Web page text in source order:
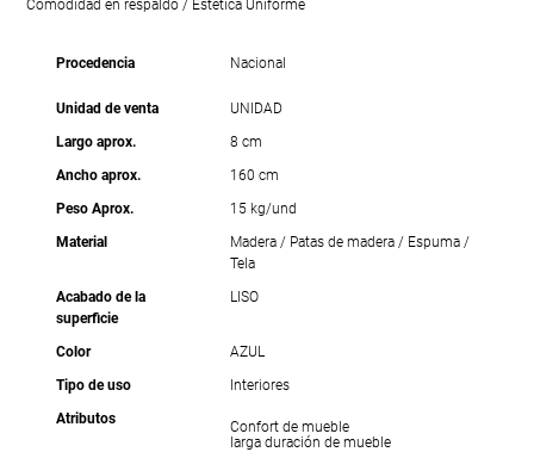
Comodidad en respaldo / Estetica Uniforme
Procedencia Nacional
Unidad de venta
UNIDAD
Largo aprox.
8 cm
Ancho aprox.
160 cm
Peso Aprox.
15 kg/und
Material
Madera / Patas de madera / Espuma /
Tela
Acabado de la
superficie
LISO
Color
AZUL
Tipo de uso
Interiores
Atributos
Confort de mueble
larga duración de mueble